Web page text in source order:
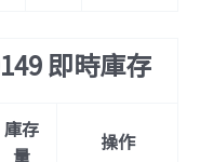
即時庫存
庫存
量
操作